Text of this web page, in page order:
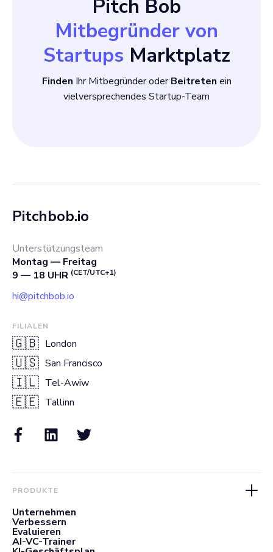
Pitch Bob
Mitbegründer von
Startups Marktplatz
Finden Ihr Mitbegründer oderBeitreten ein
vielversprechendes Startup-Team
Pitchbob.io
Unterstützungsteam
Montag — Freitag
9 — 18 UHR (CET/UTC+1)
hi@pitchbob.io
FILIALEN
🇬🇧 London
🇺🇸 San Francisco
🇮🇱 Tel-Awiw
🇪🇪 Tallinn
PRODUKTE
Unternehmen
Verbessern
Evaluieren
AI-VC-Trainer